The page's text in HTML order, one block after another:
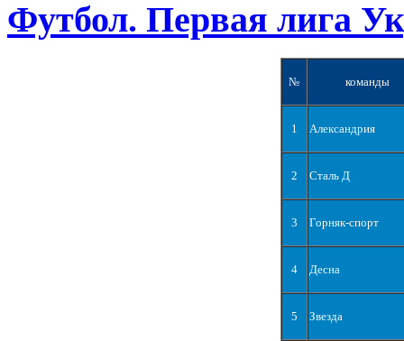
Футбол. Первая лига
№ команды
1 Александрия
2 Сталь Д
3 Горняк-спорт
4 Десна
5 Звезда